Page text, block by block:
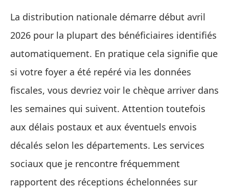
La distribution nationale démarre début avril
2026 pour la plupart des bénéficiaires identifiés
automatiquement. En pratique cela signifie que
si votre foyer a été repéré via les données
fiscales, vous devriez voir le chèque arriver dans
les semaines qui suivent. Attention toutefois
aux délais postaux et aux éventuels envois
décalés selon les départements. Les services
sociaux que je rencontre fréquemment
rapportent des réceptions échelonnées sur